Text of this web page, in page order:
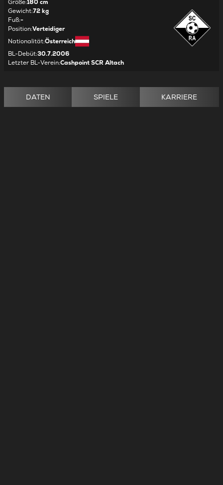
Größe:180 cm
Gewicht:72 kg
Fuß:-
Position:Verteidiger
Nationalität:Österreich
BL-Debüt:30.7.2006
Letzter BL-Verein:Cashpoint SCR Altach
DATEN SPIELE KARRIERE